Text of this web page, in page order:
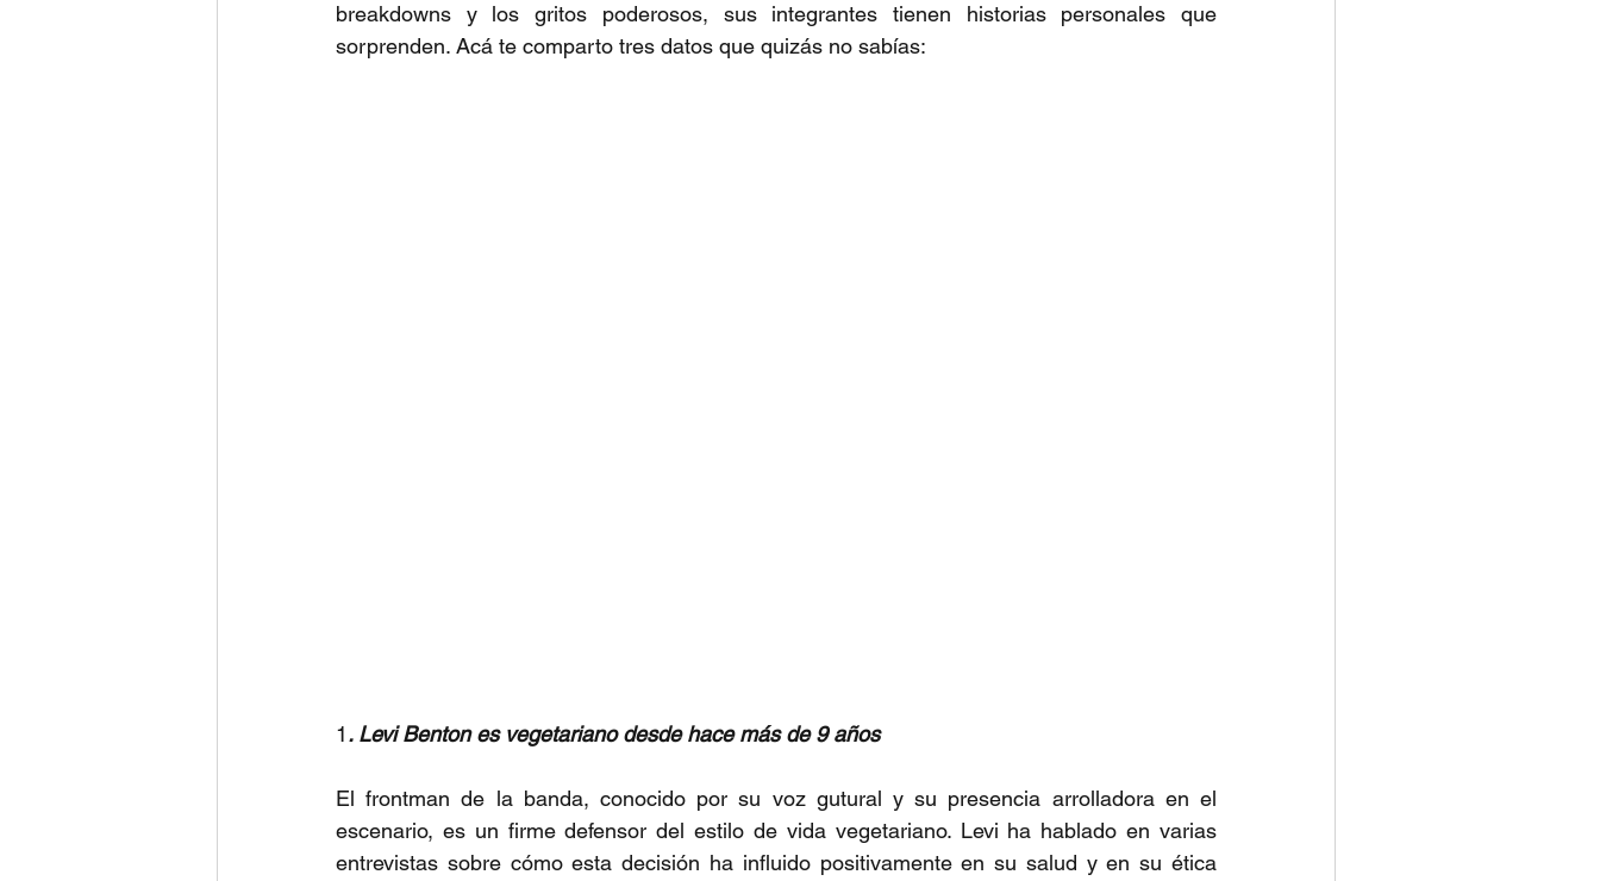
breakdowns y los gritos poderosos, sus integrantes tienen historias personales que
sorprenden. Acá te comparto tres datos que quizás no sabías:
1. Levi Benton es vegetariano desde hace más de 9 años
El frontman de la banda, conocido por su voz gutural y su presencia arrolladora en el
escenario, es un firme defensor del estilo de vida vegetariano. Levi ha hablado en varias
entrevistas sobre cómo esta decisión ha influido positivamente en su salud y en su ética